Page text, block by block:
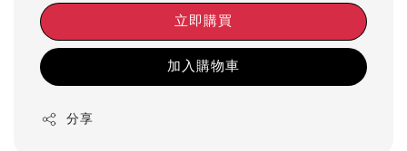
立即購買
加入購物車
分享